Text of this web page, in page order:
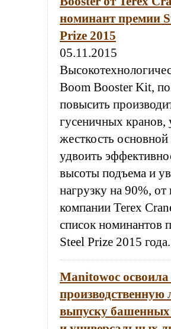
номинант премии
Prize 2015
05.11.2015
Boom Booster Kit,
повысить
гусеничных кранов,
жесткость основной
удвоить
высоты подъема и
нагрузку на 90%,
компании Terex
список номинантов
Steel Prize 2015 года.
Manitowoc
выпуску